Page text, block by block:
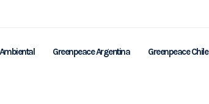
Greenpeace Argentina Greenpeace Chile